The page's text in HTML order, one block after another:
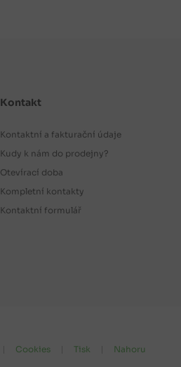
Kontakt
Kontaktní a fakturační údaje
Kudy k nám do prodejny?
Otevírací doba
Kompletní kontakty
Kontaktní formulář
Cookies Tisk Nahoru